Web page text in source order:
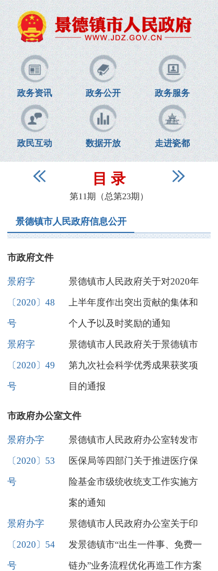
政务资讯 政务公开 政务服务
政民互动 数据开放 走进瓷都
目 录
第11期（总第23期）
景德镇市人民政府信息公开
市政府文件
景府字
〔2020〕48
号
景德镇市人民政府关于对2020年
上半年度作出突出贡献的集体和
个人予以及时奖励的通知
景府字
〔2020〕49
号
景德镇市人民政府关于景德镇市
第九次社会科学优秀成果获奖项
目的通报
市政府办公室文件
景府办字
〔2020〕53
号
景德镇市人民政府办公室转发市
医保局等四部门关于推进医疗保
险基金市级统收统支工作实施方
案的通知
景府办字
〔2020〕54
号
景德镇市人民政府办公室关于印
发景德镇市“出生一件事、免费一
链办”业务流程优化再造工作方案